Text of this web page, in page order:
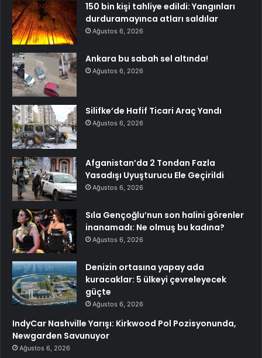
150 bin kişi tahliye edildi: Yangınları
durduramayınca atları saldılar
Ağustos 6, 2026
Ankara bu sabah sel altında!
Ağustos 6, 2026
Silifke’de Hafif Ticari Araç Yandı
Ağustos 6, 2026
Afganistan’da 2 Tondan Fazla
Yasadışı Uyuşturucu Ele Geçirildi
Ağustos 6, 2026
Sıla Gençoğlu’nun son halini görenler
inanamadı: Ne olmuş bu kadına?
Ağustos 6, 2026
Denizin ortasına yapay ada
kuracaklar: 5 ülkeyi çevreleyecek
güçte
Ağustos 6, 2026
IndyCar Nashville Yarışı: Kirkwood Pol Pozisyonunda,
Newgarden Savunuyor
Ağustos 6, 2026